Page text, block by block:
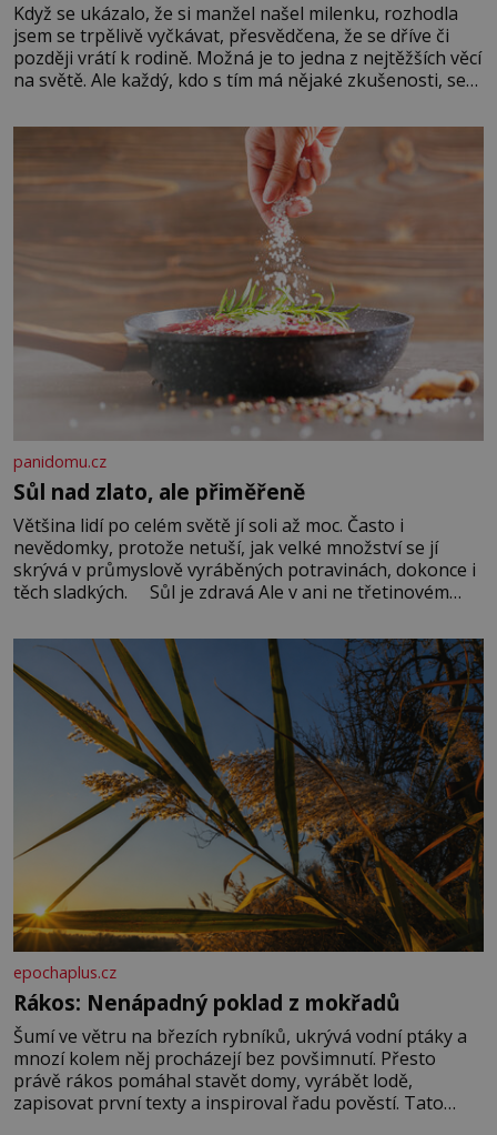
Když se ukázalo, že si manžel našel milenku, rozhodla
jsem se trpělivě vyčkávat, přesvědčena, že se dříve či
později vrátí k rodině. Možná je to jedna z nejtěžších věcí
na světě. Ale každý, kdo s tím má nějaké zkušenosti, se
Když se ke mně doneslo, že si manžel pořídil milenku,
panidomu.cz
Sůl nad zlato, ale přiměřeně
Většina lidí po celém světě jí soli až moc. Často i
nevědomky, protože netuší, jak velké množství se jí
skrývá v průmyslově vyráběných potravinách, dokonce i
těch sladkých. Sůl je zdravá Ale v ani ne třetinovém
základní složky– sodík a chlór – jsou zásadní pro
správné hospodaření
epochaplus.cz
Rákos: Nenápadný poklad z mokřadů
Šumí ve větru na březích rybníků, ukrývá vodní ptáky a
mnozí kolem něj procházejí bez povšimnutí. Přesto
právě rákos pomáhal stavět domy, vyrábět lodě,
zapisovat první texty a inspiroval řadu pověstí. Tato